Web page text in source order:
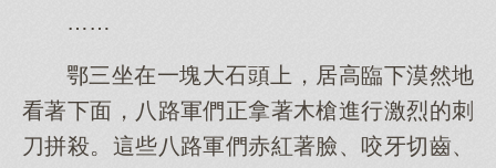
……
鄂三坐在一塊大石頭上，居高臨下漠然地
看著下面，八路軍們正拿著木槍進行激烈的刺
刀拼殺。這些八路軍們赤紅著臉、咬牙切齒、